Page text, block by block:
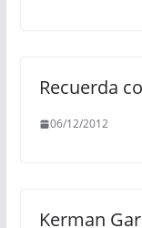
Recuerda
06/12/2012
Kerman